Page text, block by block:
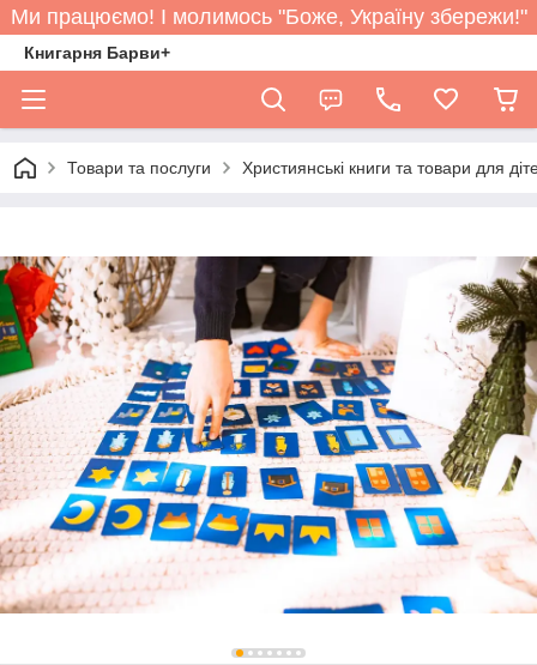
Ми працюємо! І молимось "Боже, Україну збережи!"
Книгарня Барви+
Товари та послуги Християнські книги та товари для